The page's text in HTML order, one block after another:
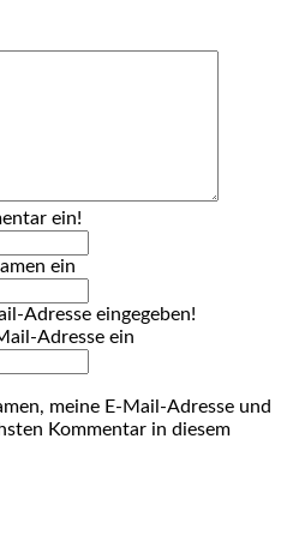
ein!
ein
Adresse eingegeben!
Adresse ein
meine E-Mail-Adresse und
Kommentar in diesem